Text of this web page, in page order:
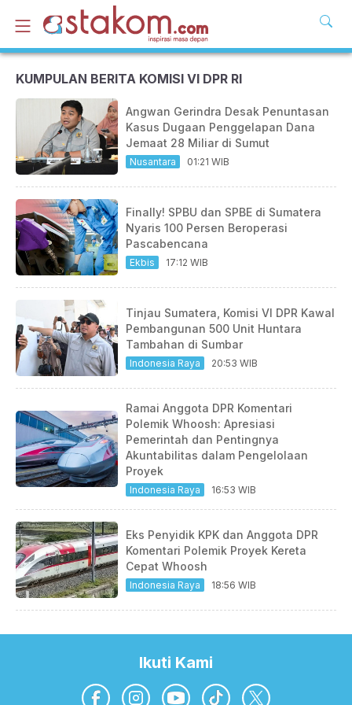
KUMPULAN BERITA KOMISI VI DPR RI
Angwan Gerindra Desak Penuntasan
Kasus Dugaan Penggelapan Dana
Jemaat 28 Miliar di Sumut
Nusantara 01:21 WIB
Finally! SPBU dan SPBE di Sumatera
Nyaris 100 Persen Beroperasi
Pascabencana
Ekbis 17:12 WIB
Tinjau Sumatera, Komisi VI DPR Kawal
Pembangunan 500 Unit Huntara
Tambahan di Sumbar
Indonesia Raya 20:53 WIB
Ramai Anggota DPR Komentari
Polemik Whoosh: Apresiasi
Pemerintah dan Pentingnya
Akuntabilitas dalam Pengelolaan
Proyek
Indonesia Raya 16:53 WIB
Eks Penyidik KPK dan Anggota DPR
Komentari Polemik Proyek Kereta
Cepat Whoosh
Indonesia Raya 18:56 WIB
Ikuti Kami